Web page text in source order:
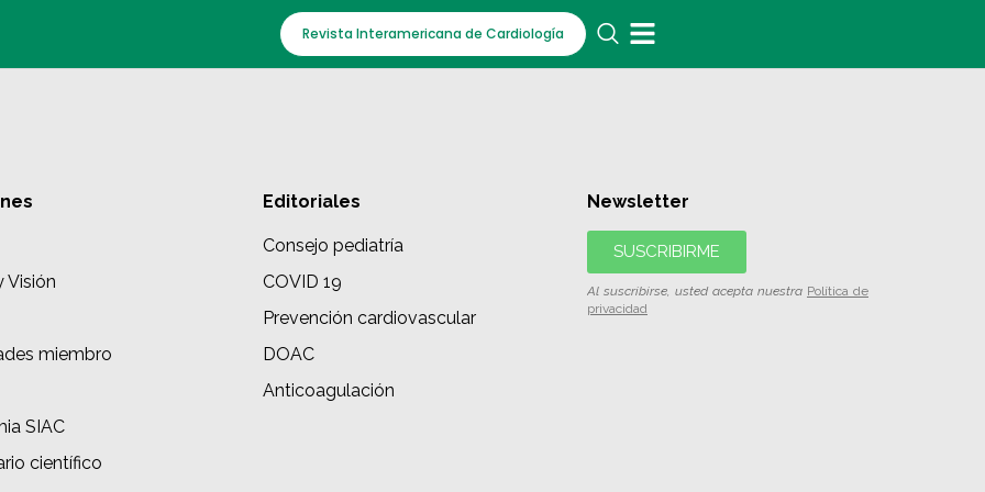
Revista Interamericana de Cardiología
Visión
miembro
SIAC
científico
Editoriales
Consejo pediatría
COVID 19
Prevención cardiovascular
DOAC
Anticoagulación
Newsletter
SUSCRIBIRME
Al suscribirse, usted acepta nuestra Política de
privacidad